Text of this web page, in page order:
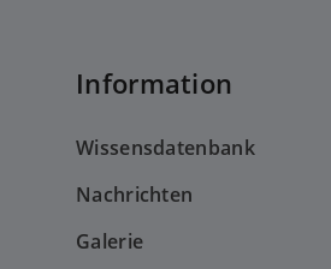
Information
Wissensdatenbank
Nachrichten
Galerie